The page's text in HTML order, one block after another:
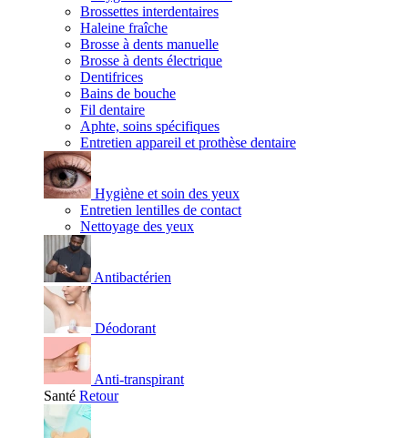
Brossettes interdentaires
Haleine fraîche
Brosse à dents manuelle
Brosse à dents électrique
Dentifrices
Bains de bouche
Fil dentaire
Aphte, soins spécifiques
Entretien appareil et prothèse dentaire
Hygiène et soin des yeux
Entretien lentilles de contact
Nettoyage des yeux
Antibactérien
Déodorant
Anti-transpirant
Santé Retour